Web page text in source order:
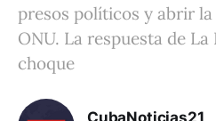
presos políticos y abrir
ONU. La respuesta de
choque
CubaNoticias21